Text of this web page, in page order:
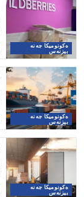
ەكونوميكا جەنە
بيزنەس
ەكونوميكا جەنە
بيزنەس
ەكونوميكا جەنە
بيزنەس